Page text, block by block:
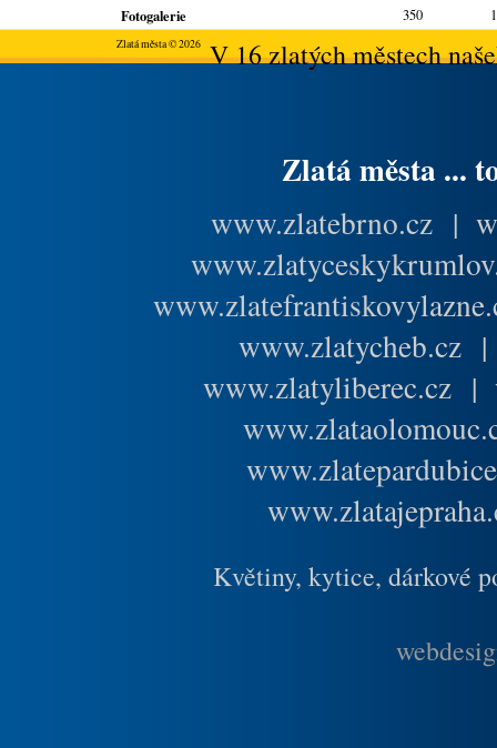
Fotogalerie 350
Zlatá města © 2026V 16 zlatých městech
Zlatá města ...
www.zlatebrno.cz |
www.zlatycheb.cz
www.zlatyliberec.cz |
Květiny, kytice, dárkové